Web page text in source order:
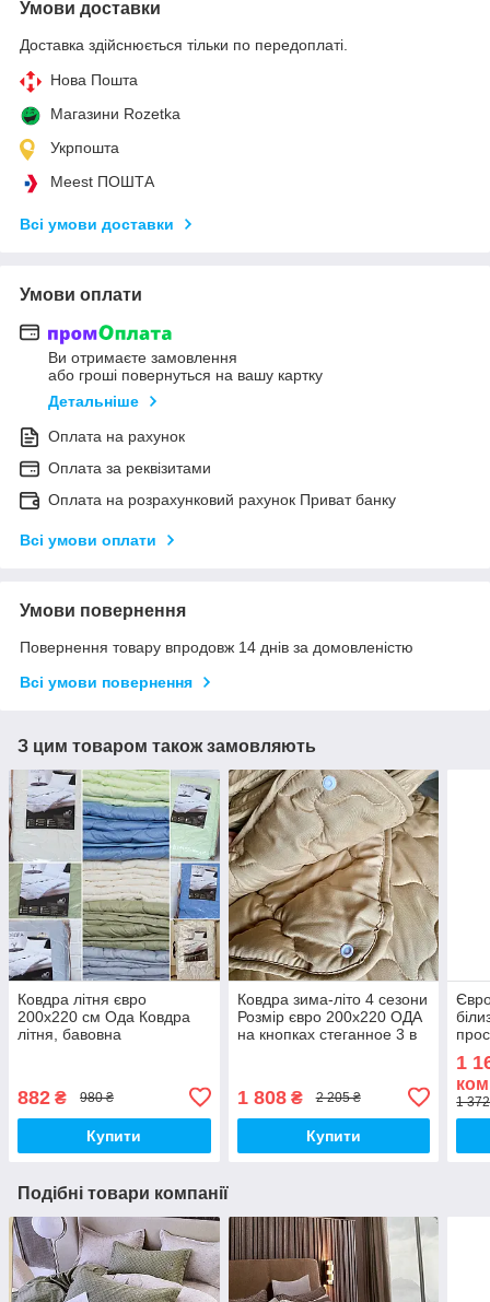
Умови доставки
Доставка здійснюється тільки по передоплаті.
Нова Пошта
Магазини Rozetka
Укрпошта
Meest ПОШТА
Всі умови доставки
Умови оплати
Ви отримаєте замовлення
або гроші повернуться на вашу картку
Детальніше
Оплата на рахунок
Оплата за реквізитами
Оплата на розрахунковий рахунок Приват банку
Всі умови оплати
Умови повернення
Повернення товару впродовж 14 днів за домовленістю
Всі умови повернення
З цим товаром також замовляють
Ковдра літня євро
200х220 см Ода Ковдра
літня, бавовна
882 ₴ 980 ₴
Купити
Ковдра зима-літо 4 сезони
Розмір євро 200х220 ОДА
на кнопках стеганное 3 в
1 808₴ 2 205 ₴
Купити
1
1
Подібні товари компанії